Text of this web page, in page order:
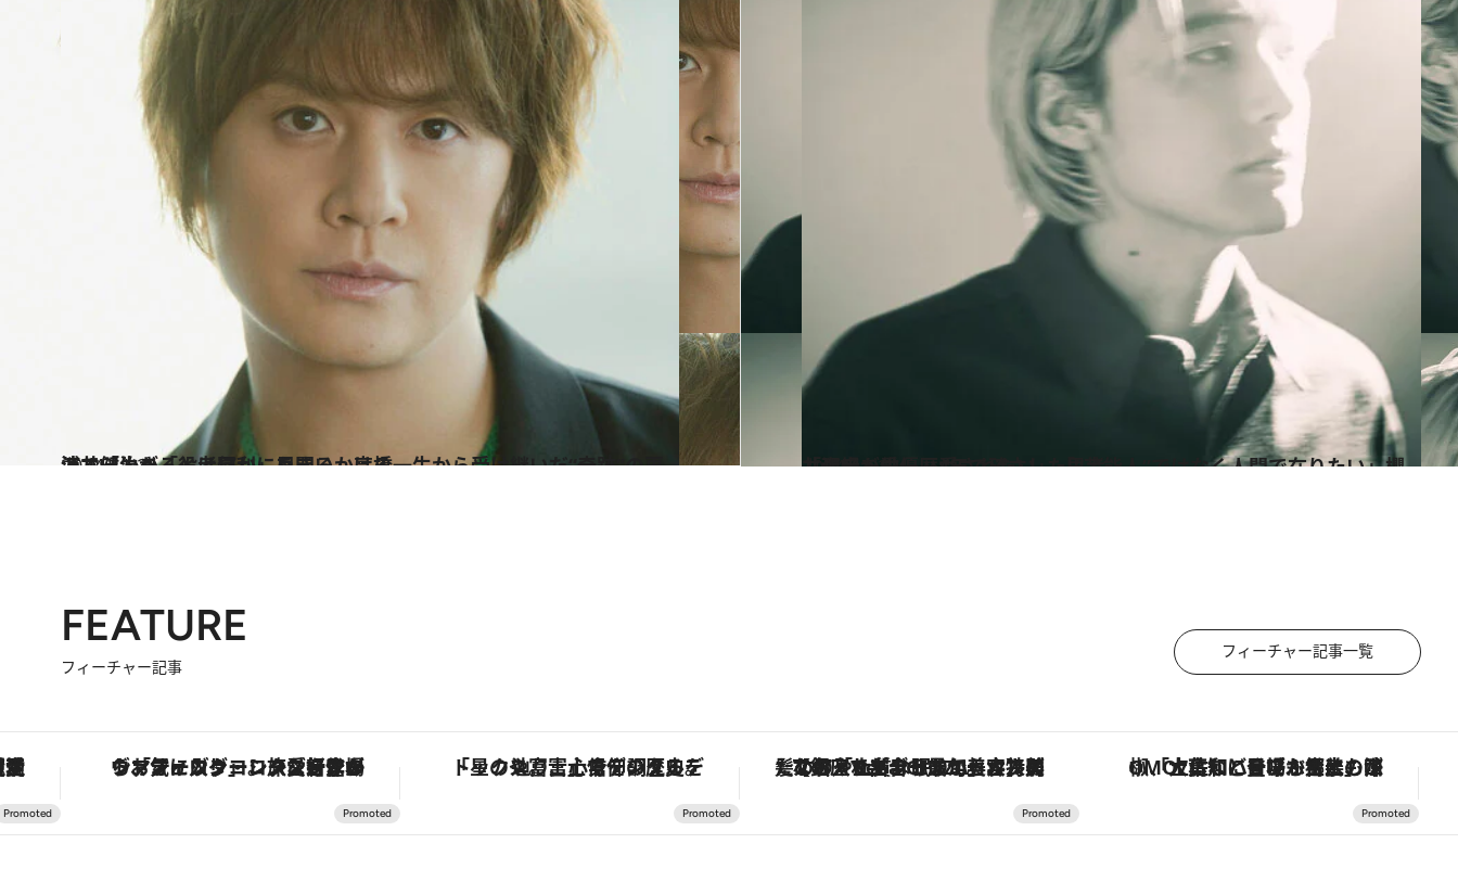
2024.11.21
浦井健治が「役者冥利に尽きる」高橋一生から受け継いだ“奇跡”の再演で「生きるとは何か」を問いかける
カルチャー 2024.11.20
「現場を愛し、愛されたい」「“芸能人”ではなく人間で在りたい」櫻井海音が俳優歴4年で確立した思考
カルチャー
FEATURE
フィーチャー記事
フィーチャー記事一覧
」。旅愛好家のお気に入りコレクションから、ジェンダーレスな新作が登場 「星のや富士」でデジタルデトックス。冨士信仰の歴史を辿り、心身を調える。 【銀座で出合う最旬美容】美髪ケアや上質な眠り…セルフケアのアップデートから、特別な名入れギフトまで。大人のための「ReFa GINZA」クルーズ 「土佐和ハーブかき氷」がOMO7高知に登場！生姜、山椒、大葉など目にも舌にも涼を呼ぶ郷土の味 【夏限定ディナーコース】旬を迎える稚鮎や花ズッキーニなどをイタリア・トスカーナの郷土料理の手法で満喫！